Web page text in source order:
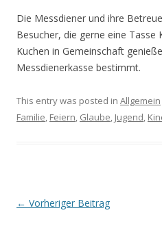
Die Messdiener und ihre
Besucher, die gerne eine Tasse
Kuchen in Gemeinschaft
Messdienerkasse bestimmt.
This entry was posted in Allgemein
Familie, Feiern, Glaube, Jugend,
Post navigation
← Vorheriger Beitrag